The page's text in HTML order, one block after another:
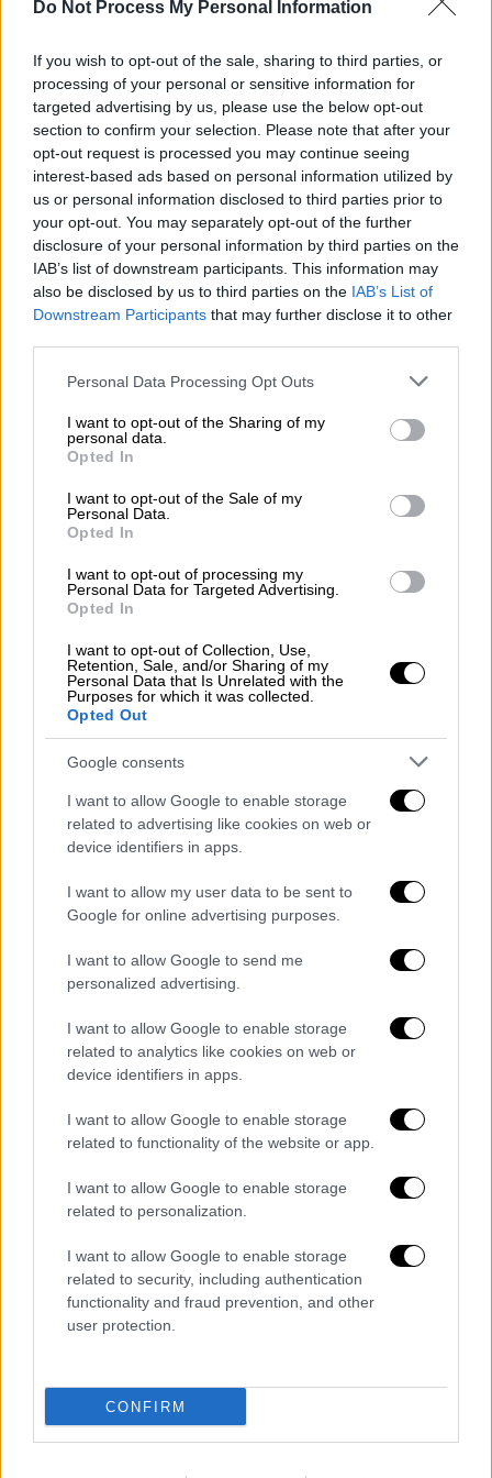
Do Not Process My Personal Information
If you wish to opt-out of the sale, sharing to third parties, or
processing of your personal or sensitive information for
targeted advertising by us, please use the below opt-out
section to confirm your selection. Please note that after your
opt-out request is processed you may continue seeing
interest-based ads based on personal information utilized by
us or personal information disclosed to third parties prior to
your opt-out. You may separately opt-out of the further
disclosure of your personal information by third parties on the
IAB’s list of downstream participants. This information may
also be disclosed by us to third parties on the IAB’s List of
Downstream Participants that may further disclose it to other
Please note that this website/app uses one or more Google
not limited to your visit or usage behaviour. You may click to
grant or deny consent to Google and its third-party tags to
use your data for below specified purposes in below Google
consent section.
Personal Data Processing Opt Outs
I want to opt-out of the Sharing of my
personal data.
Opted In
I want to opt-out of the Sale of my
Personal Data.
Opted In
I want to opt-out of processing my
Personal Data for Targeted Advertising.
Opted In
I want to opt-out of Collection, Use,
Retention, Sale, and/or Sharing of my
Personal Data that Is Unrelated with the
Purposes for which it was collected.
Opted Out
Google consents
I want to allow Google to enable storage
related to advertising like cookies on web or
device identifiers in apps.
I want to allow my user data to be sent to
Google for online advertising purposes.
I want to allow Google to send me
personalized advertising.
I want to allow Google to enable storage
related to analytics like cookies on web or
device identifiers in apps.
I want to allow Google to enable storage
related to functionality of the website or app.
I want to allow Google to enable storage
related to personalization.
I want to allow Google to enable storage
related to security, including authentication
functionality and fraud prevention, and other
user protection.
CONFIRM
Ο πρόεδρος της χώραςΒολοντίμιρ Ζελένσκι
αναφορές και πρόσθεσε ότι το Κρεμλίνο
έχει καταστήσει σαφές ότι οι ρωσικές
δυνάμεις προετοιμάζονται για ένα «νέο
στάδιο τρόμου κατά της Ουκρανίας».
Ο Πούτιν συναντήθηκε με τον
Λουκασένκο: «Η Ρωσία δεν μπορεί να
απομονωθεί»
Ο Ρώσος πρόεδροςΒλαντίμιρ Πούτιν
αποτύχουν, επικαλούμενος την επιτυχία του
σοβιετικού διαστημικού προγράμματος ως
απόδειξη ότι η Ρωσία μπορεί να πετύχει
δύσκολες συνθήκες.
ποτέ ξανά στη Δύση αφού οι ΗΠΑ και οι
σύμμαχοί της επέβαλαν σαρωτικές κυρώσεις
σε βάρος της Μόσχας για να τιμωρήσουν την
εισβολή στην Ουκρανία.
«Οι κυρώσεις ήταν ολοκληρωτικές, η
απομόνωση ήταν ολοκληρωτική αλλά η
Σοβιετική Ένωση ήταν και πάλι πρώτη στο
Διάστημα», δήλωσε ο Πούτιν, σύμφωνα με τη
ρωσική κρατική τηλεόραση.
δήλωσε ο ίδιος. «Είναι αδύνατον να
απομονώσουμε σοβαρά τον οποιοδήποτε